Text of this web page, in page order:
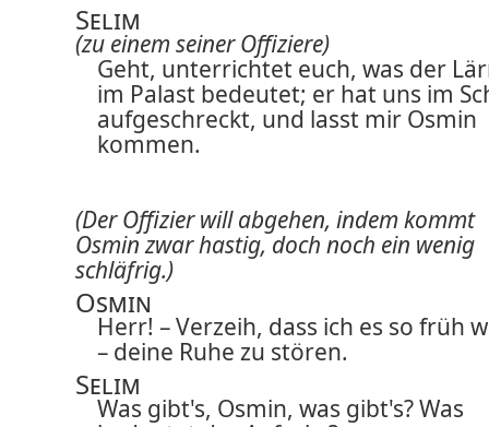
Selim
(zu einem seiner Offiziere)
Geht, unterrichtet euch, was der
im Palast bedeutet; er hat uns im
aufgeschreckt, und lasst mir Osmin
kommen.
(Der Offizier will abgehen, indem kommt
Osmin zwar hastig, doch noch ein wenig
schläfrig.)
Osmin
Herr! – Verzeih, dass ich es so früh
– deine Ruhe zu stören.
Selim
Was gibt's, Osmin, was gibt's? Was